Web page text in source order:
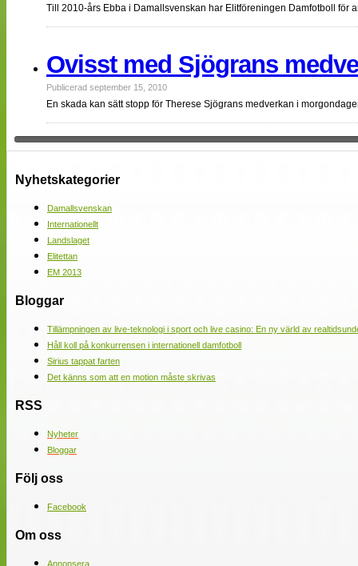
Till 2010-års Ebba i Damallsvenskan har Elitföreningen Damfotboll för
Ovisst med Sjögrans
Publicerad september 15, 2010
En skada kan sätt stopp för Therese Sjögrans medverkan i
Nyhetskategorier
Damallsvenskan
Internationellt
Landslaget
Elitettan
EM 2013
Bloggar
Tillämpningen av live-teknologi i sport och live casino: En ny värld av
Håll koll på konkurrensen i internationell damfotboll
Sirius tappat farten
Det känns som att en motion måste skrivas
RSS
Nyheter
Bloggar
Följ oss
Facebook
Om oss
Annonsera